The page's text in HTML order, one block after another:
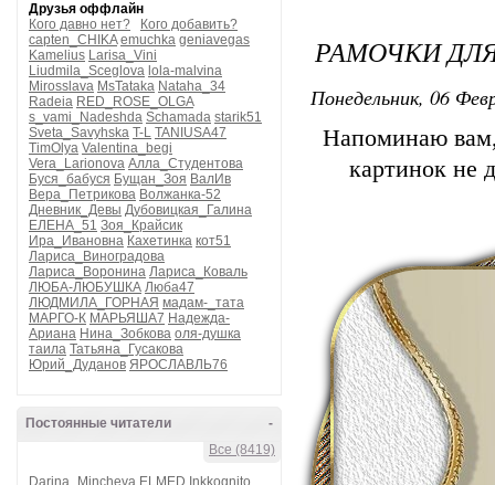
Друзья оффлайн
Кого давно нет?
Кого добавить?
capten_CHIKA emuchka geniavegas
Kamelius Larisa_Vini
Liudmila_Sceglova lola-malvina
Mirosslava MsTataka Nataha_34
Radeia RED_ROSE_OLGA
s_vami_Nadeshda Schamada starik51
Sveta_Savyhska T-L TANIUSA47
TimOlya Valentina_begi
Vera_Larionova Алла_Студентова
Буся_бабуся Бущан_Зоя ВалИв
Вера_Петрикова Волжанка-52
Дневник_Девы Дубовицкая_Галина
ЕЛЕНА_51 Зоя_Крайсик
Ира_Ивановна Кахетинка кот51
Лариса_Виноградова
Лариса_Воронина Лариса_Коваль
ЛЮБА-ЛЮБУШКА Люба47
ЛЮДМИЛА_ГОРНАЯ мадам-_тата
МАРГО-К МАРЬЯША7 Надежда-
Ариана Нина_Зобкова оля-душка
таила Татьяна_Гусакова
Юрий_Дуданов ЯРОСЛАВЛЬ76
-
Постоянные читатели
Все (8419)
Darina_Mincheva ELMED Inkkognito
РАМОЧКИ
Понедельник, 06
Напоминаю
картинок не